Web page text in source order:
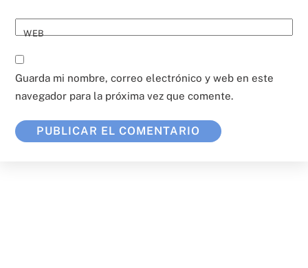
WEB
Guarda mi nombre, correo electrónico y web en este
navegador para la próxima vez que comente.